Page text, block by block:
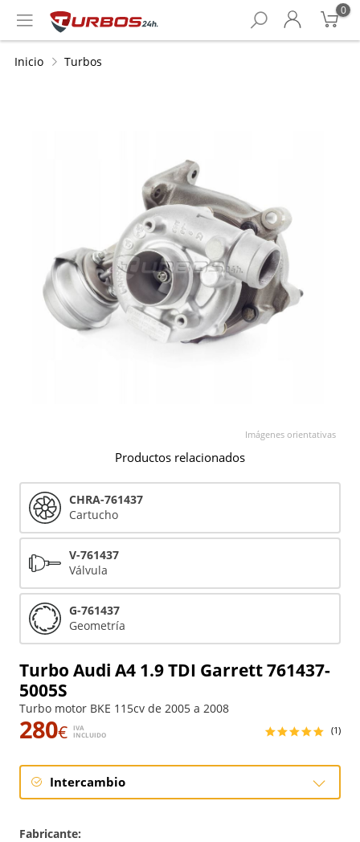
0
Inicio Turbos
Turbo Audi A4 1.9 TDI Garrett 761437-
5005S
Turbo motor BKE 115cv de 2005 a 2008
280€
IVA
INCLUIDO
(1)
Intercambio
Fabricante:
Imágenes orientativas
Productos relacionados
CHRA-761437
Cartucho
V-761437
Válvula
G-761437
Geometría